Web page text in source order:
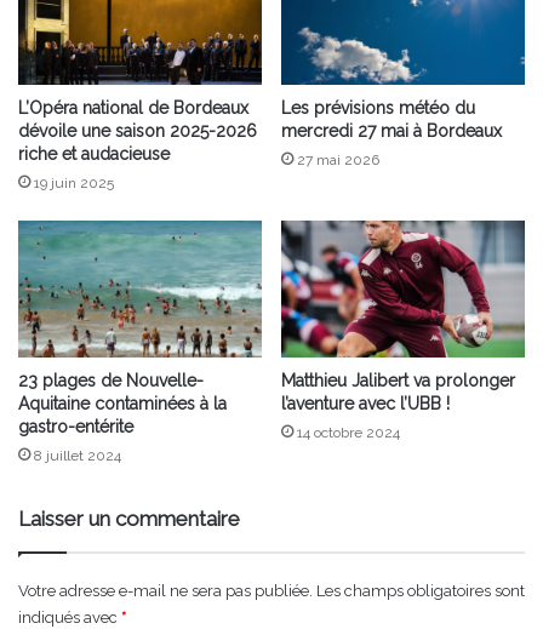
L’Opéra national de Bordeaux
dévoile une saison 2025-2026
riche et audacieuse
19 juin 2025
Les prévisions météo du
mercredi 27 mai à Bordeaux
27 mai 2026
23 plages de Nouvelle-
Aquitaine contaminées à la
gastro-entérite
8 juillet 2024
Matthieu Jalibert va prolonger
l’aventure avec l’UBB !
14 octobre 2024
Laisser un commentaire
Votre adresse e-mail ne sera pas publiée. Les champs obligatoires sont
indiqués avec *